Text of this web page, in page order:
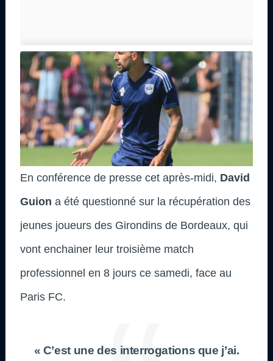
En conférence de presse cet après-midi, David
Guion a été questionné sur la récupération des
jeunes joueurs des Girondins de Bordeaux, qui
vont enchainer leur troisième match
professionnel en 8 jours ce samedi, face au
Paris FC.
« C’est une des interrogations que j’ai.